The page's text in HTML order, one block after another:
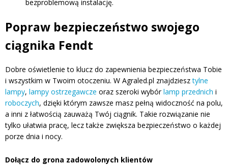
bezproblemową instalację.
Popraw bezpieczeństwo swojego
ciągnika Fendt
Dobre oświetlenie to klucz do zapewnienia bezpieczeństwa Tobie
i wszystkim w Twoim otoczeniu. W Agraled.pl znajdziesztylne
lampy, lampy ostrzegawcze oraz szeroki wybórlamp przednich i
roboczych, dzięki którym zawsze masz pełną widoczność na polu,
a inni z łatwością zauważą Twój ciągnik. Takie rozwiązanie nie
tylko ułatwia pracę, lecz także zwiększa bezpieczeństwo o każdej
porze dnia i nocy.
Dołącz do grona zadowolonych klientów